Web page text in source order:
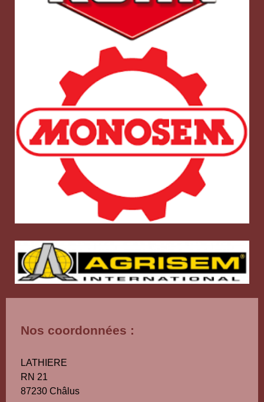
Nos coordonnées :
LATHIERE
RN 21
87230 Châlus